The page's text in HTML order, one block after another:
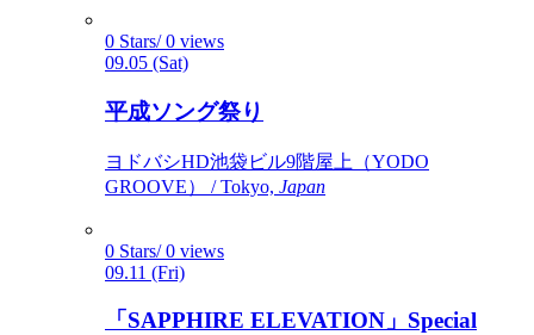
0 Stars/ 0 views
09.05 (Sat)
平成ソング祭り
ヨドバシHD池袋ビル9階屋上（YODO
GROOVE） / Tokyo, Japan
0 Stars/ 0 views
09.11 (Fri)
「SAPPHIRE ELEVATION」Special